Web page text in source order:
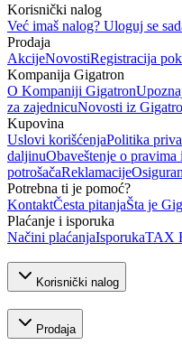
Korisnički nalog
Već imaš nalog? Uloguj se
Prodaja
AkcijeNovostiRegistracija
Kompanija Gigatron
O Kompaniji Gigatron
za zajednicuNovosti iz
Kupovina
Uslovi korišćenjaPolitika
daljinuObaveštenje o pravima
potrošačaReklamacije
Potrebna ti je pomoć?
KontaktČesta pitanjaŠta je
Plaćanje i isporuka
Načini plaćanjaIsporukaTAX
Korisnički nalog
Prodaja